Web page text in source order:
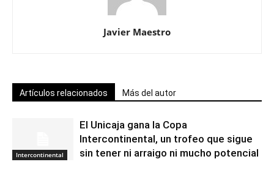
Javier Maestro
Artículos relacionados Más del autor
Intercontinental
El Unicaja gana la Copa
Intercontinental, un trofeo que sigue
sin tener ni arraigo ni mucho potencial